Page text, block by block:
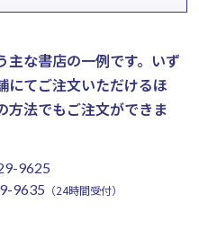
な書店の一例です。 いず
にてご注文いただけるほ
方法でもご注文ができま
9625
9635 （24時間受付）